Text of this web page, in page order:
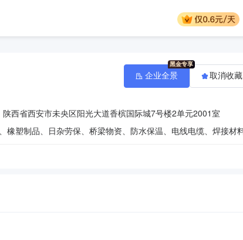
陕西省西安市未央区阳光大道香槟国际城7号楼2单元2001室
企业全景 取消收藏